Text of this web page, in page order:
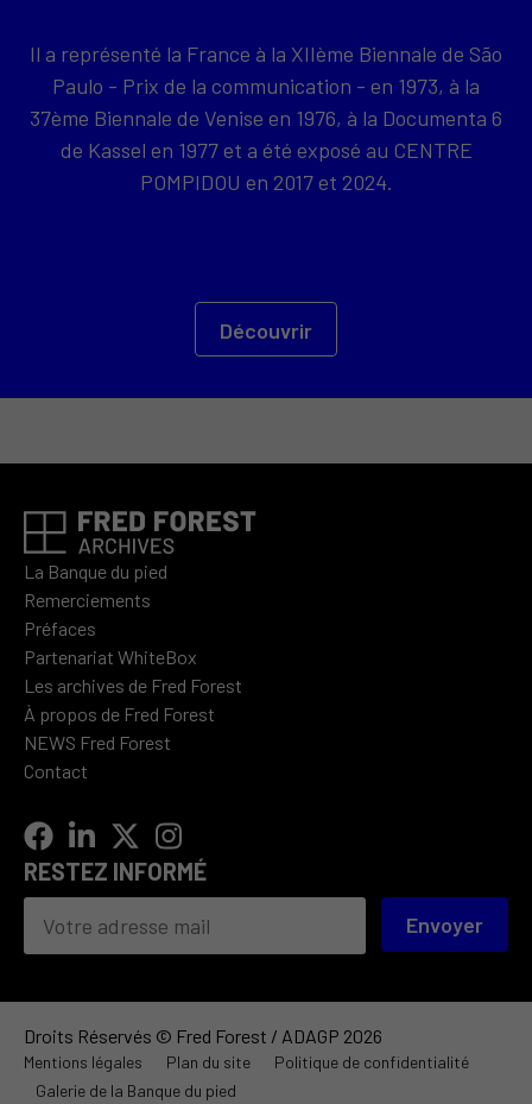
Il a représenté la France à la XIIème Biennale de São
Paulo - Prix de la communication - en 1973, à la
37ème Biennale de Venise en 1976, à la Documenta 6
de Kassel en 1977 et a été exposé au CENTRE
POMPIDOU en 2017 et 2024.
Découvrir
La Banque du pied
Remerciements
Préfaces
Partenariat WhiteBox
Les archives de Fred Forest
À propos de Fred Forest
NEWS Fred Forest
Contact
RESTEZ INFORMÉ
Envoyer
Droits Réservés © Fred Forest / ADAGP 2026
Mentions légales Plan du site
Politique de confidentialité
Galerie de la Banque du pied